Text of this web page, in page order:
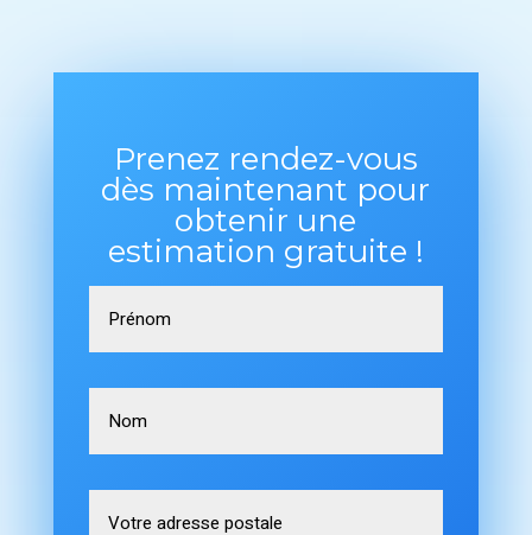
Prenez rendez-vous
dès maintenant pour
obtenir une
estimation gratuite !